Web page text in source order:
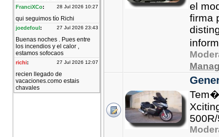
el
firma